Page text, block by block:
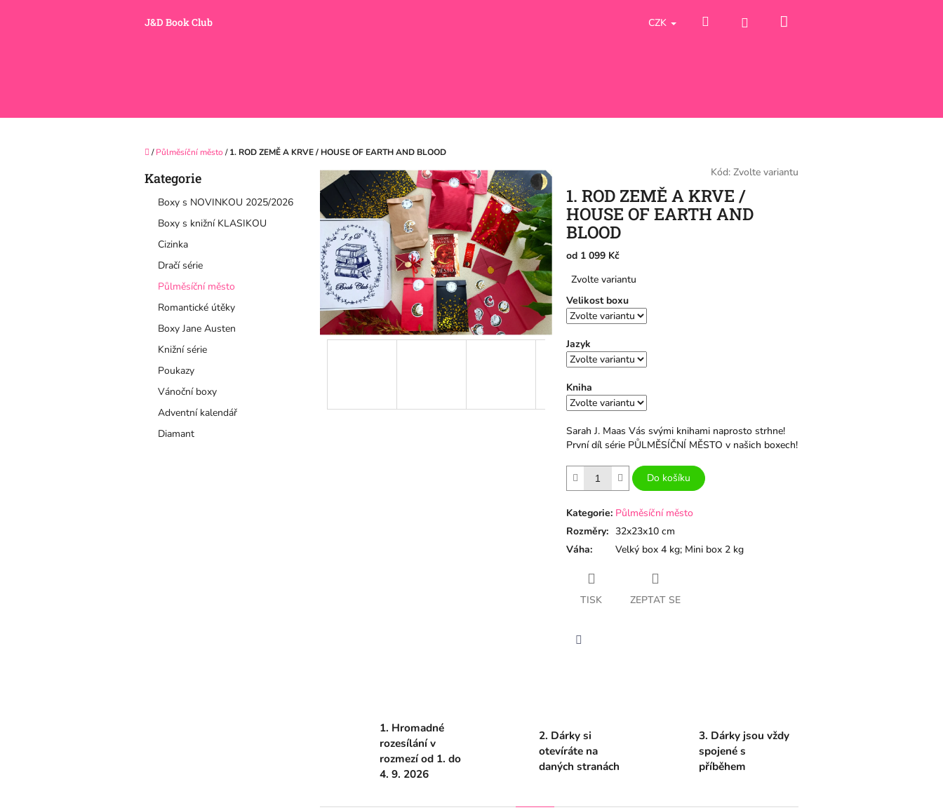
J&D Book Club CZK Hledat Přihlášení
Domů
/ Půlměsíční město / 1. ROD ZEMĚ A KRVE / HOUSE OF EARTH AND BLOOD
Přeskočit
Kategorie
Boxy s NOVINKOU 2025/2026
Boxy s knižní KLASIKOU
Cizinka
Dračí série
Půlměsíční město
Romantické útěky
Boxy Jane Austen
Knižní série
Poukazy
Vánoční boxy
Adventní kalendář
Diamant
Kód: Zvolte variantu
1. ROD ZEMĚ A KRVE /
HOUSE OF EARTH AND
BLOOD
od 1 099 Kč
cena:
Zvolte variantu
Velikost boxu
Jazyk
Kniha
Sarah J. Maas Vás svými knihami naprosto strhne!
První díl série PŮLMĚSÍČNÍ MĚSTO v našich boxech!
Do košíku
Kategorie: Půlměsíční město
Rozměry: 32x23x10 cm
Váha: Velký box 4 kg; Mini box 2 kg
TISK ZEPTAT SE
1. Hromadné
rozesílání v
rozmezí od 1. do
4. 9. 2026
2. Dárky si
otevíráte na
daných stranách
3. Dárky jsou vždy
spojené s
příběhem